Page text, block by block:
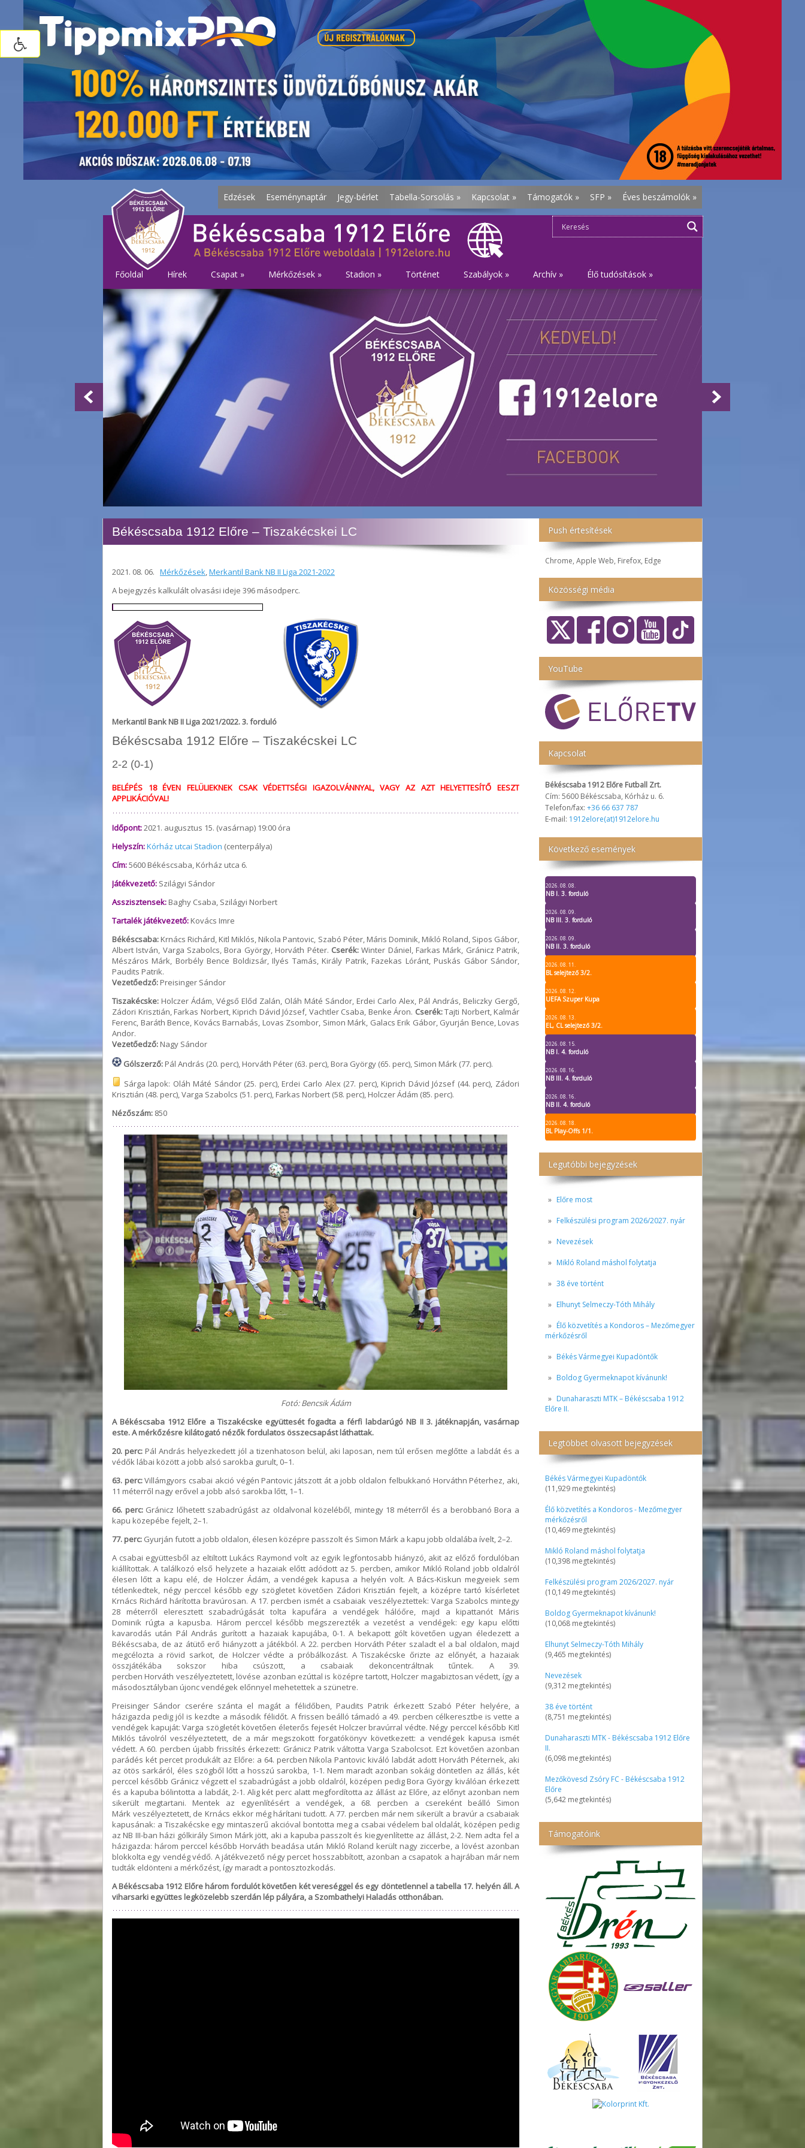
Edzések Eseménynaptár Jegy-bérlet Tabella-Sorsolás » Kapcsolat » Támogatók » SFP » Éves beszámolók »
Főoldal Hírek Csapat » Mérkőzések » Stadion » Történet Szabályok » Archív » Élő tudósítások »
Push értesítések
Chrome, Apple Web, Firefox, Edge
Közösségi média
YouTube
Kapcsolat
Békéscsaba 1912 Előre Futball Zrt.
Cím: 5600 Békéscsaba, Kórház u. 6.
Telefon/fax: +36 66 637 787
E-mail: 1912elore(at)1912elore.hu
Következő események
2026. 08. 08.
NB I. 3. forduló
2026. 08. 09.
NB III. 3. forduló
2026. 08. 09.
NB II. 3. forduló
2026. 08. 11.
BL selejtező 3/2.
2026. 08. 12.
UEFA Szuper Kupa
2026. 08. 13.
EL, CL selejtező 3/2.
2026. 08. 15.
NB I. 4. forduló
2026. 08. 16.
NB III. 4. forduló
2026. 08. 16.
NB II. 4. forduló
2026. 08. 18.
BL Play-Offs 1/1.
Legutóbbi bejegyzések
Előre most
Felkészülési program 2026/2027. nyár
Nevezések
Mikló Roland máshol folytatja
38 éve történt
Elhunyt Selmeczy-Tóth Mihály
Élő közvetítés a Kondoros – Mezőmegyer
mérkőzésről
Békés Vármegyei Kupadöntők
Boldog Gyermeknapot kívánunk!
Dunaharaszti MTK – Békéscsaba 1912
Előre II.
Legtöbbet olvasott bejegyzések
Békés Vármegyei Kupadöntők
(11,929 megtekintés)
Élő közvetítés a Kondoros - Mezőmegyer
mérkőzésről
(10,469 megtekintés)
Mikló Roland máshol folytatja
(10,398 megtekintés)
Felkészülési program 2026/2027. nyár
(10,149 megtekintés)
Boldog Gyermeknapot kívánunk!
(10,068 megtekintés)
Elhunyt Selmeczy-Tóth Mihály
(9,465 megtekintés)
Nevezések
(9,312 megtekintés)
38 éve történt
(8,751 megtekintés)
Dunaharaszti MTK - Békéscsaba 1912 Előre
II.
(6,098 megtekintés)
Mezőkövesd Zsóry FC - Békéscsaba 1912
Előre
(5,642 megtekintés)
Támogatóink
Békéscsaba 1912 Előre – Tiszakécskei LC
2021. 08. 06. Mérkőzések,Merkantil Bank NB II Liga 2021-2022
A bejegyzés kalkulált olvasási ideje 396 másodperc.
Merkantil Bank NB II Liga 2021/2022. 3. forduló
Békéscsaba 1912 Előre – Tiszakécskei LC
2-2 (0-1)
BELÉPÉS 18 ÉVEN FELÜLIEKNEK CSAK VÉDETTSÉGI IGAZOLVÁNNYAL, VAGY AZ AZT HELYETTESÍTŐ EESZT
APPLIKÁCIÓVAL!
Időpont:2021. augusztus 15. (vasárnap) 19:00 óra
Helyszín:Kórház utcai Stadion (centerpálya)
Cím:5600 Békéscsaba, Kórház utca 6.
Játékvezető: Szilágyi Sándor
Asszisztensek: Baghy Csaba, Szilágyi Norbert
Tartalék játékvezető: Kovács Imre
Békéscsaba: Krnács Richárd, Kitl Miklós, Nikola Pantovic, Szabó Péter, Máris Dominik, Mikló Roland, Sipos Gábor,
Albert István, Varga Szabolcs, Bora György, Horváth Péter. Cserék:Winter Dániel, Farkas Márk, Gránicz Patrik,
Mészáros Márk, Borbély Bence Boldizsár, Ilyés Tamás, Király Patrik, Fazekas Lóránt, Puskás Gábor Sándor,
Paudits Patrik.
Vezetőedző: Preisinger Sándor
Tiszakécske: Holczer Ádám, Végső Előd Zalán, Oláh Máté Sándor, Erdei Carlo Alex, Pál András, Beliczky Gergő,
Zádori Krisztián, Farkas Norbert, Kiprich Dávid József, Vachtler Csaba, Benke Áron. Cserék:Tajti Norbert, Kalmár
Ferenc, Baráth Bence, Kovács Barnabás, Lovas Zsombor, Simon Márk, Galacs Erik Gábor, Gyurján Bence, Lovas
Andor.
Vezetőedző: Nagy Sándor
Gólszerző: Pál András (20. perc), Horváth Péter (63. perc), Bora György (65. perc), Simon Márk (77. perc).
Sárga lapok: Oláh Máté Sándor (25. perc), Erdei Carlo Alex (27. perc), Kiprich Dávid József (44. perc), Zádori
Krisztián (48. perc), Varga Szabolcs (51. perc), Farkas Norbert (58. perc), Holczer Ádám (85. perc).
Nézőszám: 850
Fotó: Bencsik Ádám
A Békéscsaba 1912 Előre a Tiszakécske együttesét fogadta a férfi labdarúgó NB II 3. játéknapján, vasárnap
este. A mérkőzésre kilátogató nézők fordulatos összecsapást láthattak.
20. perc: Pál András helyezkedett jól a tizenhatoson belül, aki laposan, nem túl erősen meglőtte a labdát és a
védők lábai között a jobb alsó sarokba gurult, 0–1.
63. perc:Villámgyors csabai akció végén Pantovic játszott át a jobb oldalon felbukkanó Horváthn Péterhez, aki,
11 méterről nagy erővel a jobb alsó sarokba lőtt, 1–1.
66. perc:Gránicz lőhetett szabadrúgást az oldalvonal közeléből, mintegy 18 méterről és a berobbanó Bora a
kapu közepébe fejelt, 2–1.
77. perc: Gyurján futott a jobb oldalon, élesen középre passzolt és Simon Márk a kapu jobb oldalába ívelt, 2–2.
A csabai együttesből az eltiltott Lukács Raymond volt az egyik legfontosabb hiányzó, akit az előző fordulóban
kiállítottak. A találkozó első helyzete a hazaiak előtt adódott az 5. percben, amikor Mikló Roland jobb oldalról
élesen lőtt a kapu elé, de Holczer Ádám, a vendégek kapusa a helyén volt. A Bács-Kiskun megyeiek sem
tétlenkedtek, négy perccel később egy szögletet követően Zádori Krisztián fejelt, a középre tartó kísérletet
Krnács Richárd hárította bravúrosan. A 17. percben ismét a csabaiak veszélyeztettek: Varga Szabolcs mintegy
28 méterről eleresztett szabadrúgását tolta kapufára a vendégek hálóőre, majd a kipattanót Máris
Dominik rúgta a kapusba. Három perccel később megszerezték a vezetést a vendégek: egy kapu előtti
kavarodás után Pál András gurított a hazaiak kapujába, 0-1. A bekapott gólt követően ugyan éledezett a
Békéscsaba, de az átütő erő hiányzott a játékból. A 22. percben Horváth Péter szaladt el a bal oldalon, majd
megcélozta a rövid sarkot, de Holczer védte a próbálkozást. A Tiszakécske őrizte az előnyét, a hazaiak
összjátékába sokszor hiba csúszott, a csabaiak dekoncentráltnak tűntek. A 39.
percben Horváth veszélyeztetett, lövése azonban ezúttal is középre tartott, Holczer magabiztosan védett, így a
másodosztályban újonc vendégek előnnyel mehetettek a szünetre.
Preisinger Sándor cserére szánta el magát a félidőben, Paudits Patrik érkezett Szabó Péter helyére, a
házigazda pedig jól is kezdte a második félidőt. A frissen beálló támadó a 49. percben célkeresztbe is vette a
vendégek kapuját: Varga szögletét követően életerős fejesét Holczer bravúrral védte. Négy perccel később Kitl
Miklós távolról veszélyeztetett, de a már megszokott forgatókönyv következett: a vendégek kapusa ismét
védett. A 60. percben újabb frissítés érkezett: Gránicz Patrik váltotta Varga Szabolcsot. Ezt követően azonban
parádés két percet produkált az Előre: a 64. percben Nikola Pantovic kiváló labdát adott Horváth Péternek, aki
az ötös sarkáról, éles szögből lőtt a hosszú sarokba, 1-1. Nem maradt azonban sokáig döntetlen az állás, két
perccel később Gránicz végzett el szabadrúgást a jobb oldalról, középen pedig Bora György kiválóan érkezett
és a kapuba bólintotta a labdát, 2-1. Alig két perc alatt megfordította az állást az Előre, az előnyt azonban nem
sikerült megtartani. Mentek az egyenlítésért a vendégek, a 68. percben a csereként beálló Simon
Márk veszélyeztetett, de Krnács ekkor még hárítani tudott. A 77. percben már nem sikerült a bravúr a csabaiak
kapusának: a Tiszakécske egy mintaszerű akcióval bontotta meg a csabai védelem bal oldalát, középen pedig
az NB III-ban házi gólkirály Simon Márk jött, aki a kapuba passzolt és kiegyenlítette az állást, 2-2. Nem adta fel a
házigazda: három perccel később Horváth beadása után Mikló Roland került nagy ziccerbe, a lövést azonban
blokkolta egy vendég védő. A játékvezető négy percet hosszabbított, azonban a csapatok a hajrában már nem
tudták eldönteni a mérkőzést, így maradt a pontosztozkodás.
A Békéscsaba 1912 Előre három fordulót követően két vereséggel és egy döntetlennel a tabella 17. helyén áll. A
viharsarki együttes legközelebb szerdán lép pályára, a Szombathelyi Haladás otthonában.